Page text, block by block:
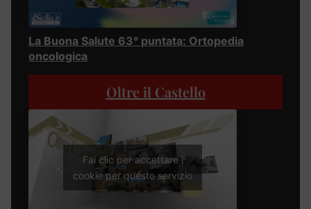
La Buona Salute 63° puntata: Ortopedia
oncologica
Oltre il Castello
Fai clic per accettare i
cookie per questo servizio